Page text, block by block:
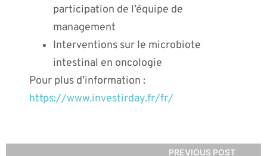
participation de l’équipe de
management
Interventions sur le microbiote
intestinal en oncologie
Pour plus d’information :
https://www.investirday.fr/fr/
PREVIOUS POST